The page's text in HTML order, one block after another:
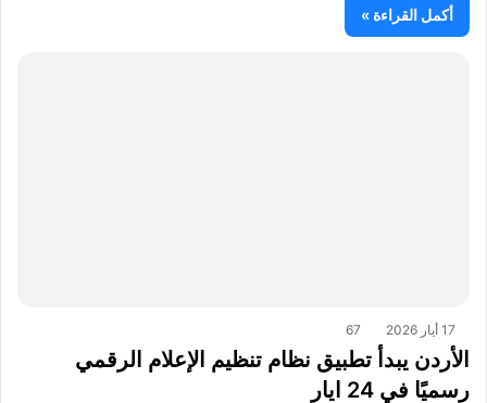
أكمل القراءة »
17 أيار 2026 67
الأردن يبدأ تطبيق نظام تنظيم الإعلام الرقمي
رسميًا في 24 ايار